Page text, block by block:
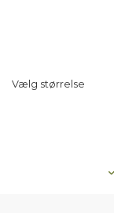
Vælg størrelse